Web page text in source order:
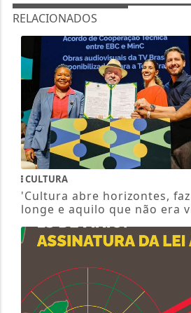
RELACIONADOS
CULTURA
'Cultura abre horizontes,
longe e aquilo que não era